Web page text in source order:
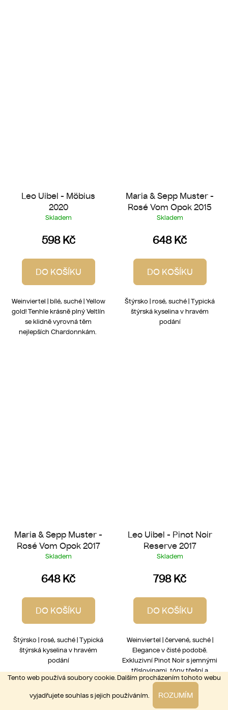
Tento web používá soubory cookie. Dalším procházením tohoto webu
vyjadřujete souhlas s jejich používáním. ROZUMÍM
Leo Uibel - Möbius
2020
Skladem
598 Kč
DO KOŠÍKU
Weinviertel | bílé, suché | Yellow
gold! Tenhle krásně plný Veltlín
se klidně vyrovná těm
nejlepších Chardonnkám.
Maria & Sepp Muster -
Rosé Vom Opok 2015
Skladem
648 Kč
DO KOŠÍKU
Štýrsko | rosé, suché | Typická
štýrská kyselina v hravém
podání
Maria & Sepp Muster -
Rosé Vom Opok 2017
Skladem
648 Kč
DO KOŠÍKU
Štýrsko | rosé, suché | Typická
štýrská kyselina v hravém
podání
Leo Uibel - Pinot Noir
Reserve 2017
Skladem
798 Kč
DO KOŠÍKU
Weinviertel | červené, suché |
Elegance v čisté podobě.
Exkluzivní Pinot Noir s jemnými
tříslovinami, tóny třešní a
jemným dotekem sudu.